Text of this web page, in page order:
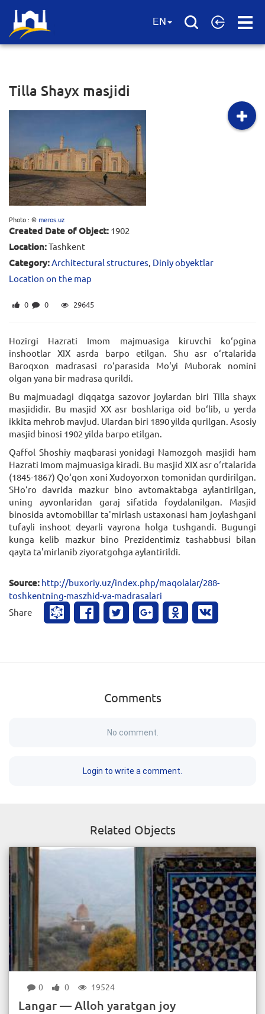
Open
EN
Tilla Shayx masjidi
Photo : ©meros.uz
Created Date of Object: 1902
Location:Tashkent
Category:Architectural structures, Diniy obyektlar
Location on the map
0 0 29645
Hozirgi Hazrati Imom majmuasiga kiruvchi ko‘pgina
inshootlar XIX asrda barpo etilgan. Shu asr o‘rtalarida
Baroqxon madrasasi ro‘parasida Mo‘yi Muborak nomini
olgan yana bir madrasa qurildi.
Bu majmuadagi diqqatga sazovor joylardan biri Tilla shayx
masjididir. Bu masjid XX asr boshlariga oid bo‘lib, u yerda
ikkita mehrob mavjud. Ulardan biri 1890 yilda qurilgan. Asosiy
masjid binosi 1902 yilda barpo etilgan.
Qaffol Shoshiy maqbarasi yonidagi Namozgoh masjidi ham
Hazrati Imom majmuasiga kiradi. Bu masjid XIX asr o‘rtalarida
(1845-1867) Qo‘qon xoni Xudoyorxon tomonidan qurdirilgan.
SHo‘ro davrida mazkur bino avtomaktabga aylantirilgan,
uning ayvonlaridan garaj sifatida foydalanilgan. Masjid
binosida avtomobillar ta'mirlash ustaxonasi ham joylashgani
tufayli inshoot deyarli vayrona holga tushgandi. Bugungi
kunga kelib mazkur bino Prezidentimiz tashabbusi bilan
qayta ta'mirlanib ziyoratgohga aylantirildi.
Source: http://buxoriy.uz/index.php/maqolalar/288-
toshkentning-maszhid-va-madrasalari
Share
Comments
No comment.
Login to write a comment.
Related Objects
0 0 19524
Langar — Alloh yaratgan joy